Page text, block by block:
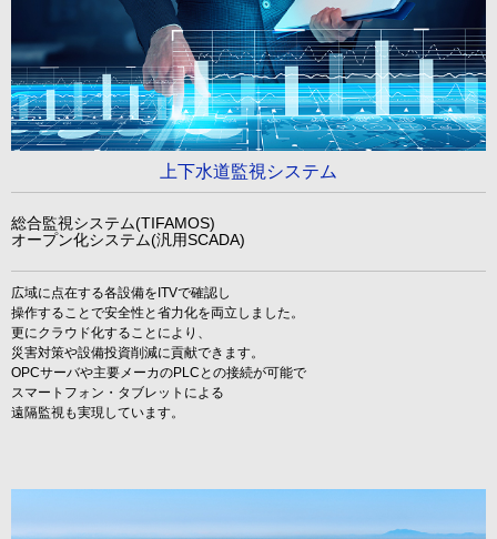
上下水道監視システム
総合監視システム(TIFAMOS)
オープン化システム(汎用SCADA)
広域に点在する各設備をITVで確認し
操作することで安全性と省力化を両立しました。
更にクラウド化することにより、
災害対策や設備投資削減に貢献できます。
OPCサーバや主要メーカのPLCとの接続が可能で
スマートフォン・タブレットによる
遠隔監視も実現しています。